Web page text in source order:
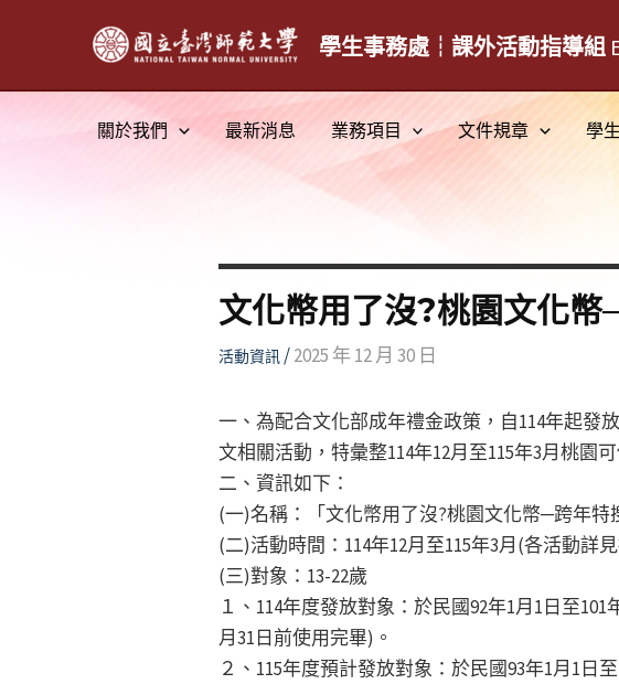
學生事務處┆課外活動指導組
關於我們 最新消息 業務項目 文件規章 學
文化幣用了沒?桃園文化幣
活動資訊/2025 年 12 月 30 日
一、為配合文化部成年禮金政策，自114年起發
文相關活動，特彙整114年12月至115年3月桃園
二、資訊如下：
(一)名稱：「文化幣用了沒?桃園文化幣─跨年特
(二)活動時間：114年12月至115年3月(各活動詳
(三)對象：13-22歲
１、114年度發放對象：於民國92年1月1日至
月31日前使用完畢)。
２、115年度預計發放對象：於民國93年1月1日